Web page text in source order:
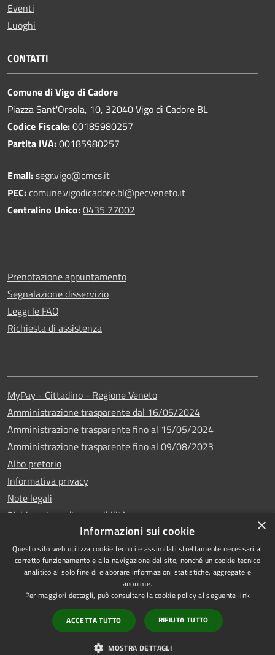
Eventi
Luoghi
CONTATTI
Comune di Vigo di Cadore
Piazza Sant'Orsola, 10, 32040 Vigo di Cadore BL
Codice Fiscale:00185980257
Partita IVA:00185980257
Email:segr.vigo@cmcs.it
PEC:comune.vigodicadore.bl@pecveneto.it
Centralino Unico:0435 77002
Prenotazione appuntamento
Segnalazione disservizio
Leggi le FAQ
Richiesta di assistenza
MyPay - Cittadino - Regione Veneto
Amministrazione trasparente dal 16/05/2024
Amministrazione trasparente fino al 15/05/2024
Amministrazione trasparente fino al 09/08/2023
Albo pretorio
Informativa privacy
Note legali
Dichiarazione di accessibilità
RSS
Accessibilità
Copyright © 2024
•Comune di Vigo di
Cadore• Powered
by Municipium•
×
Informazioni sui cookie
Questo sito web utilizza cookie tecnici e assimilati strettamente necessari al
corretto funzionamento e alla navigazione del sito, nonché un cookie tecnico
analitico al solo fine di elaborare informazioni statistiche, aggregate e
anonime.
Per maggiori dettagli, può consultare la cookie policy al seguente link
ACCETTA TUTTO RIFIUTA TUTTO
MOSTRA DETTAGLI